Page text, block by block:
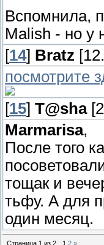
Вспомнила,
Malish - но у
[14] Bratz
посмотрите
[15] T@sha
Marmarisa,
После того
тощак и
тьфу. А для
один месяц.
Страница 1 из 2 1 2 »